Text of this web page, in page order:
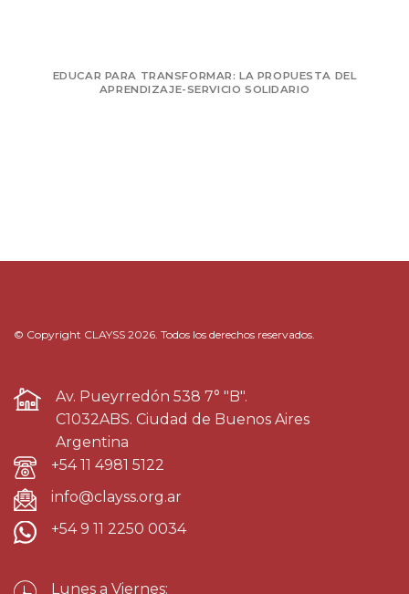
EDUCAR PARA TRANSFORMAR: LA PROPUESTA DEL
APRENDIZAJE-SERVICIO SOLIDARIO
© Copyright CLAYSS 2026. Todos los derechos reservados.
Av. Pueyrredón 538 7° "B".
C1032ABS. Ciudad de Buenos Aires
Argentina
+54 11 4981 5122
info@clayss.org.ar
+54 9 11 2250 0034
Lunes a Viernes: